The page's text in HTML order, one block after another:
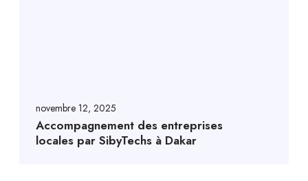
novembre 12, 2025
Accompagnement des entreprises
locales par SibyTechs à Dakar